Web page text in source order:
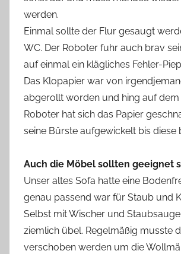
werden.
Einmal sollte der Flur gesaugt
WC. Der Roboter fuhr auch brav
auf einmal ein klägliches Fehler-
Das Klopapier war von
abgerollt worden und hing auf dem
Roboter hat sich das Papier
seine Bürste aufgewickelt bis diese
Auch die Möbel sollten geeignet
Unser altes Sofa hatte eine
genau passend war für Staub und
Selbst mit Wischer und
ziemlich übel. Regelmäßig musste
verschoben werden um die